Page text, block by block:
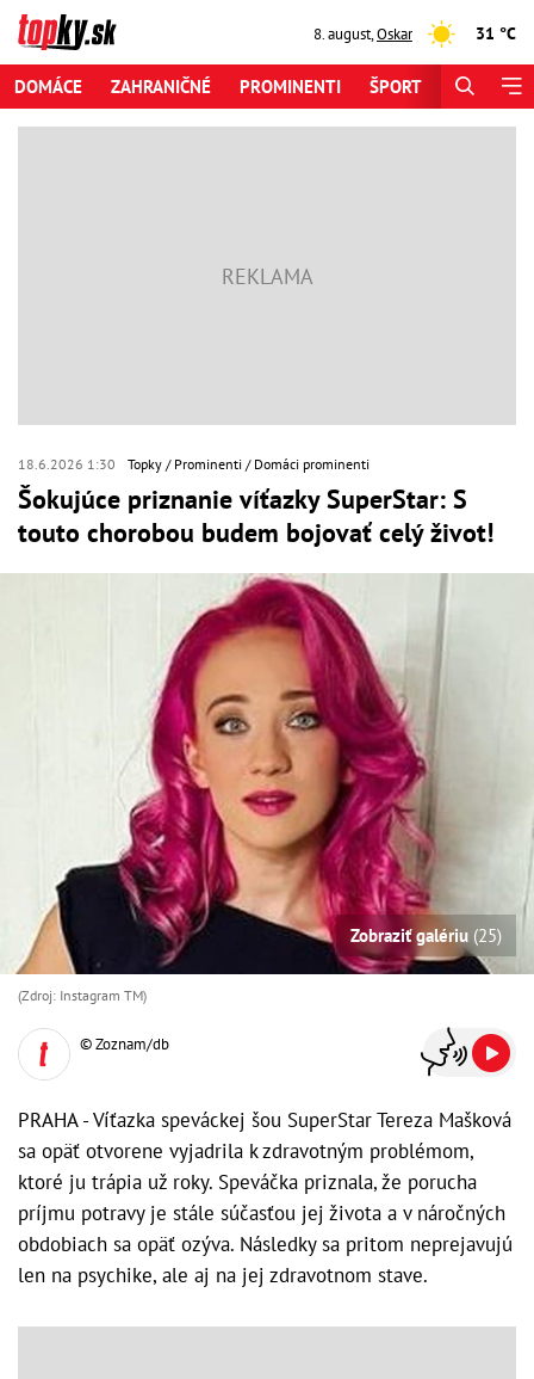
8. august,Oskar 31 °C
DOMÁCE ZAHRANIČNÉ PROMINENTI ŠPORT
18.6.2026 1:30 Topky Prominenti Domáci prominenti
Šokujúce priznanie víťazky SuperStar: S
touto chorobou budem bojovať celý život!
Zobraziť galériu (25)
(Zdroj: Instagram TM)
© Zoznam/db
PRAHA - Víťazka speváckej šou SuperStar Tereza Mašková
sa opäť otvorene vyjadrila k zdravotným problémom,
ktoré ju trápia už roky. Speváčka priznala, že porucha
príjmu potravy je stále súčasťou jej života a v náročných
obdobiach sa opäť ozýva. Následky sa pritom neprejavujú
len na psychike, ale aj na jej zdravotnom stave.